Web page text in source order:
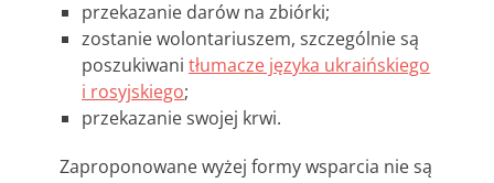
przekazanie darów na zbiórki;
zostanie wolontariuszem, szczególnie są
poszukiwani tłumacze języka ukraińskiego
i rosyjskiego;
przekazanie swojej krwi.
Zaproponowane wyżej formy wsparcia nie są